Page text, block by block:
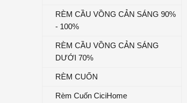
RÈM CẦU VỒNG CẢN SÁNG 90%
- 100%
RÈM CẦU VỒNG CẢN SÁNG
DƯỚI 70%
RÈM CUỐN
Rèm Cuốn CiciHome